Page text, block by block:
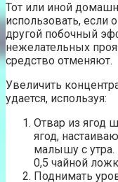
Тот или иной
использовать, если
другой побочный
нежелательных
средство отменяют.
Увеличить
удается, используя:
Отвар из ягод
ягод,
малышу с утра.
0,5 чайной
Поднимать